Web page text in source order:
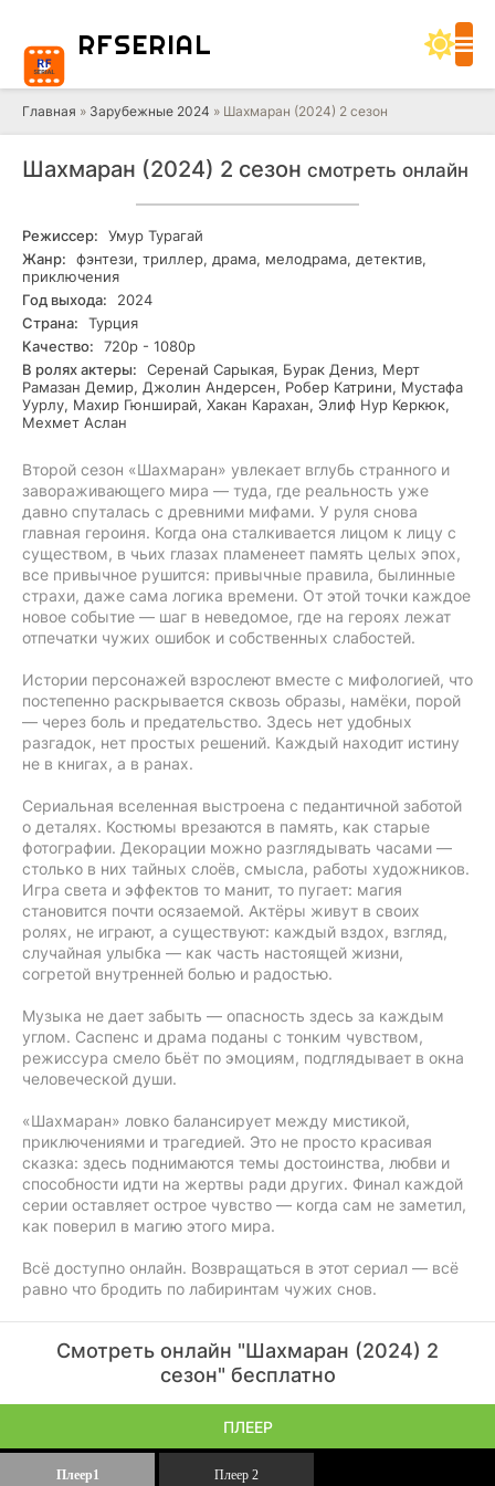
RFSERIAL
Главная » Зарубежные 2024 » Шахмаран (2024) 2 сезон
Шахмаран (2024) 2 сезон смотреть онлайн
Режиссер:
Умур Турагай
Жанр:
фэнтези, триллер, драма, мелодрама, детектив,
приключения
Год выхода:
2024
Страна:
Турция
Качество:
720р - 1080р
В ролях актеры:
Серенай Сарыкая, Бурак Дениз, Мерт
Рамазан Демир, Джолин Андерсен, Робер Катрини, Мустафа
Уурлу, Махир Гюнширай, Хакан Карахан, Элиф Нур Керкюк,
Мехмет Аслан
Второй сезон «Шахмаран» увлекает вглубь странного и
завораживающего мира — туда, где реальность уже
давно спуталась с древними мифами. У руля снова
главная героиня. Когда она сталкивается лицом к лицу с
существом, в чьих глазах пламенеет память целых эпох,
все привычное рушится: привычные правила, былинные
страхи, даже сама логика времени. От этой точки каждое
новое событие — шаг в неведомое, где на героях лежат
отпечатки чужих ошибок и собственных слабостей.
Истории персонажей взрослеют вместе с мифологией, что
постепенно раскрывается сквозь образы, намёки, порой
— через боль и предательство. Здесь нет удобных
разгадок, нет простых решений. Каждый находит истину
не в книгах, а в ранах.
Сериальная вселенная выстроена с педантичной заботой
о деталях. Костюмы врезаются в память, как старые
фотографии. Декорации можно разглядывать часами —
столько в них тайных слоёв, смысла, работы художников.
Игра света и эффектов то манит, то пугает: магия
становится почти осязаемой. Актёры живут в своих
ролях, не играют, а существуют: каждый вздох, взгляд,
случайная улыбка — как часть настоящей жизни,
согретой внутренней болью и радостью.
Музыка не дает забыть — опасность здесь за каждым
углом. Саспенс и драма поданы с тонким чувством,
режиссура смело бьёт по эмоциям, подглядывает в окна
человеческой души.
«Шахмаран» ловко балансирует между мистикой,
приключениями и трагедией. Это не просто красивая
сказка: здесь поднимаются темы достоинства, любви и
способности идти на жертвы ради других. Финал каждой
серии оставляет острое чувство — когда сам не заметил,
как поверил в магию этого мира.
Всё доступно онлайн. Возвращаться в этот сериал — всё
равно что бродить по лабиринтам чужих снов.
Смотреть онлайн "Шахмаран (2024) 2
сезон" бесплатно
ПЛЕЕР
Плеер1 Плеер 2